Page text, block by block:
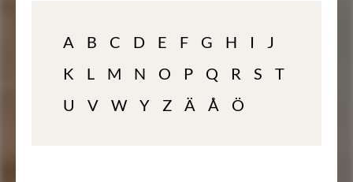
A B C D E F G H I
J
K
L M N O P Q R S
T
U
V W Y Z Ä Å Ö